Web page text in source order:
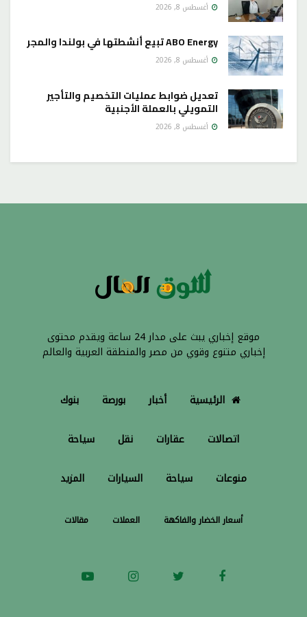
أغسطس 8, 2026
ABO Energy تبيع أنشطتها في بولندا والمجر
أغسطس 8, 2026
تعديل ضوابط عمليات التخصيم والتأجير
التمويلي بالعملة الأجنبية
أغسطس 8, 2026
موقع إخباري يبث على مدار 24 ساعة ويقدم محتوى
إخباري متنوع وقوي من مصر والمنطقة العربية والعالم
الرئيسية أخبار بورصة بنوك
اتصالات عقارات نقل سياحة
منوعات سياحة السيارات المزيد
أسعار الخضار والفاكهة العملات مقالات